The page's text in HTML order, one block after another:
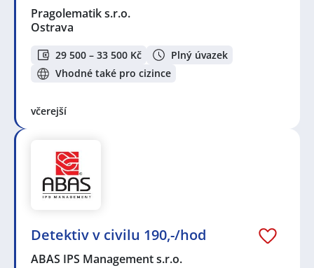
Pragolematik s.r.o.
Ostrava
29 500 – 33 500 Kč
Plný úvazek
Vhodné také pro cizince
včerejší
Detektiv v civilu 190,-/hod
ABAS IPS Management s.r.o.